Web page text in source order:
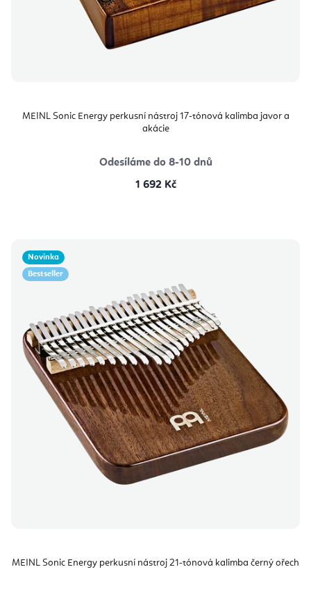
MEINL Sonic Energy perkusní nástroj 17-tónová kalimba javor a
akácie
Odesíláme do 8-10 dnů
1 692 Kč
Novinka
Bestseller
MEINL Sonic Energy perkusní nástroj 21-tónová kalimba černý ořech